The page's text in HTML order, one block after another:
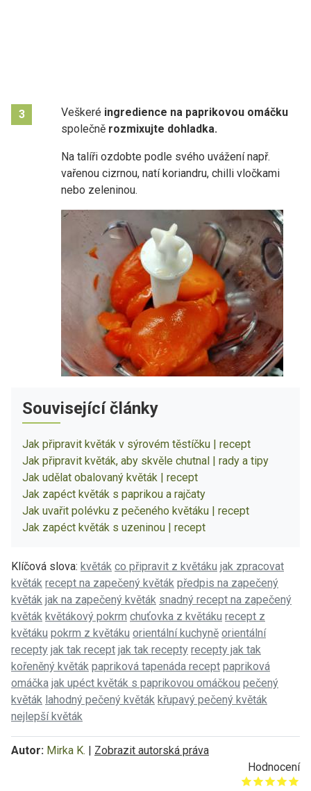
3 Veškeré ingredience na paprikovou omáčku
společně rozmixujte dohladka.
Na talíři ozdobte podle svého uvážení např.
vařenou cizrnou, natí koriandru, chilli vločkami
nebo zeleninou.
Související články
Jak připravit květák v sýrovém těstíčku | recept
Jak připravit květák, aby skvěle chutnal | rady a tipy
Jak udělat obalovaný květák | recept
Jak zapéct květák s paprikou a rajčaty
Jak uvařit polévku z pečeného květáku | recept
Jak zapéct květák s uzeninou | recept
Klíčová slova: květák co připravit z květáku jak zpracovat
květák recept na zapečený květák předpis na zapečený
květák jak na zapečený květák snadný recept na zapečený
květák květákový pokrm chuťovka z květáku recept z
květáku pokrm z květáku orientální kuchyně orientální
recepty jak tak recept jak tak recepty recepty jak tak
kořeněný květák papriková tapenáda recept papriková
omáčka jak upéct květák s paprikovou omáčkou pečený
květák lahodný pečený květák křupavý pečený květák
nejlepší květák
Autor: Mirka K. | Zobrazit autorská práva
Hodnocení
Give it 1/5
Give it 2/5
Give it 3/5
Give it 4/5
Give it 5/5